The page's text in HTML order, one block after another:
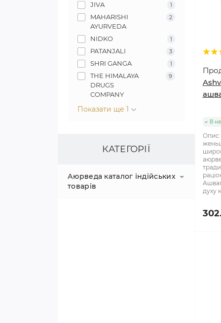
JIVA 1
MAHARISHI
AYURVEDA
2
NIDKO 1
PATANJALI 3
SHRI GANGA 1
THE HIMALAYA
DRUGS
COMPANY
9
Показати ще 1
КАТЕГОРІЇ
Аюрведа каталог індійських
товарів
В
Опис:
духу